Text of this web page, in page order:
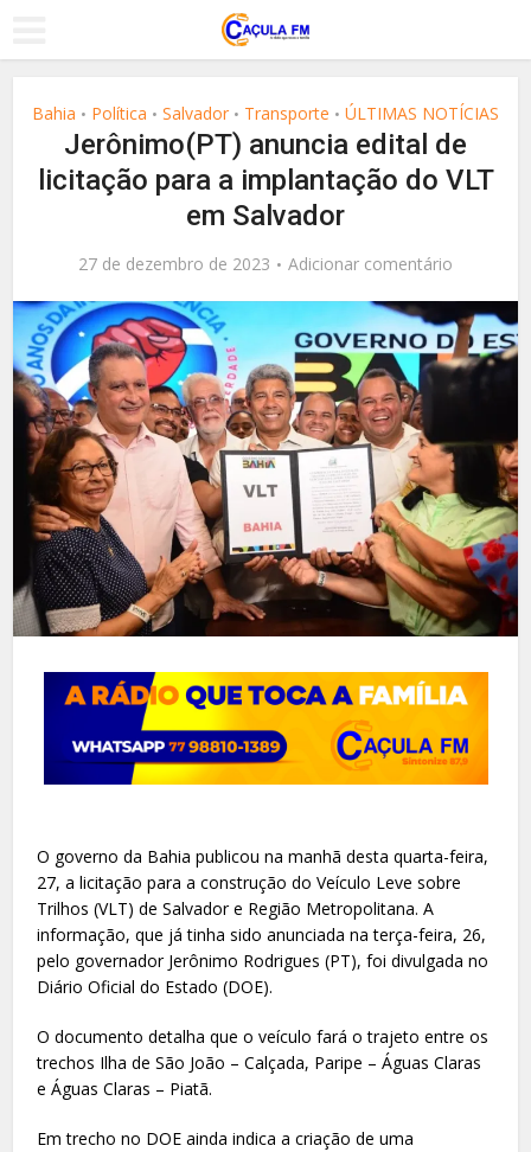
Bahia • Política • Salvador • Transporte • ÚLTIMAS NOTÍCIAS
Jerônimo(PT) anuncia edital de
licitação para a implantação do VLT
em Salvador
27 de dezembro de 2023 Adicionar comentário
O governo da Bahia publicou na manhã desta quarta-feira,
27, a licitação para a construção do Veículo Leve sobre
Trilhos (VLT) de Salvador e Região Metropolitana. A
informação, que já tinha sido anunciada na terça-feira, 26,
pelo governador Jerônimo Rodrigues (PT), foi divulgada no
Diário Oficial do Estado (DOE).
O documento detalha que o veículo fará o trajeto entre os
trechos Ilha de São João – Calçada, Paripe – Águas Claras
e Águas Claras – Piatã.
Em trecho no DOE ainda indica a criação de uma